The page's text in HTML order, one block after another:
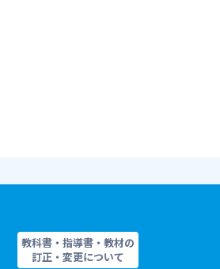
教科書・指導書・教材の
訂正・変更について